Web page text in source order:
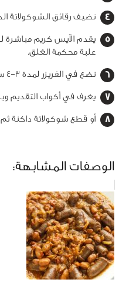
نضيف رقائق الشوكولاتة
يقدم الآيس كريم
علبة محكمة الغلق.
نضع في الفريزر لمدة 3–4 ساعات حتى يتماسك أكثر.
يغرف في أكواب التقديم
أو قطع شوكولاتة داكنة ثم
الوصفات المشابهة: